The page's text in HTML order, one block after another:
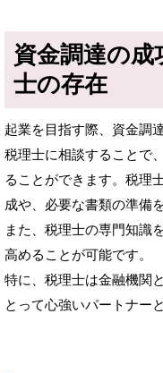
資金調達の成
士の存在
起業を目指す際、資金調
税理士に相談することで
ることができます。税理
成や、必要な書類の準備
また、税理士の専門知識
高めることが可能です。
特に、税理士は金融機関
とって心強いパートナー